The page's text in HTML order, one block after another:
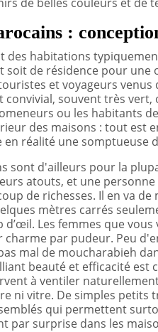
:
des habitations
soit de résidence pour
et voyageurs
convivial, souvent très
ou les habitants
des maisons : tout est
en réalité une somptueuse
sont d'ailleurs pour la
atouts, et une
de richesses. Il en va
mètres carrés
d’œil. Les femmes que
par pudeur. Peu
mal de moucharabieh
beauté et efficacité est
à ventiler
ni vitre. De simples petits
qui permettent
par surprise dans les